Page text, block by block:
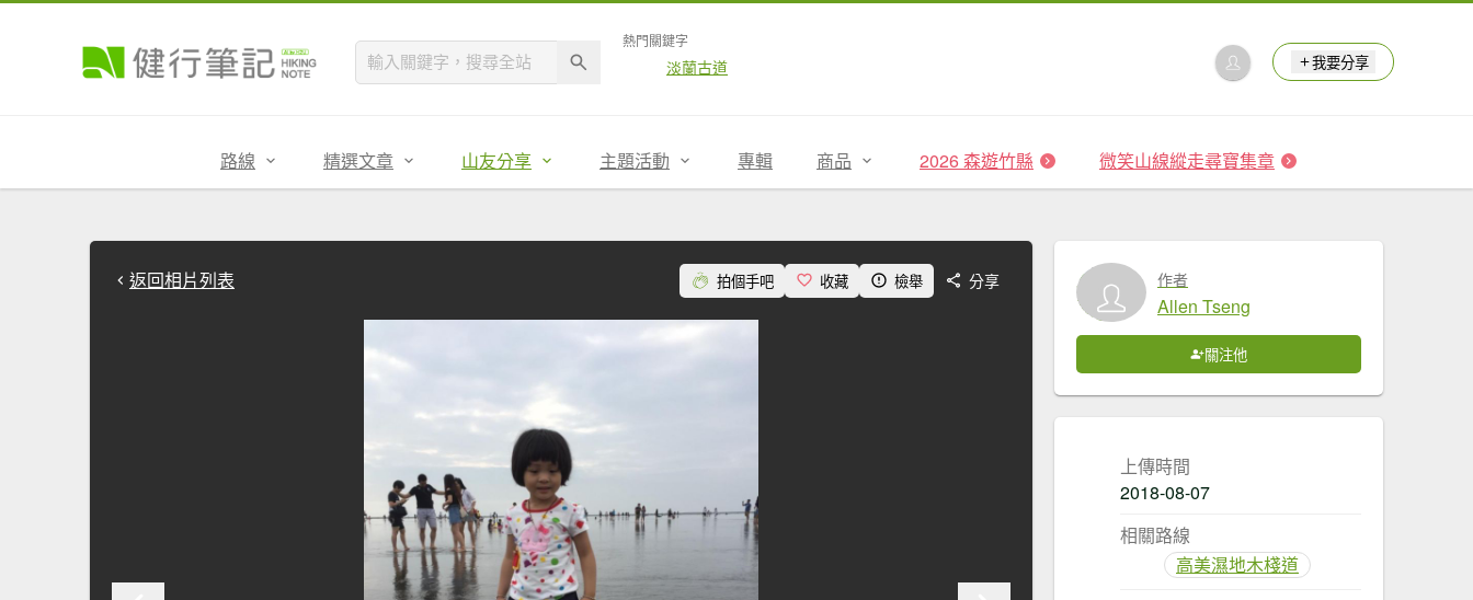
熱門關鍵字
淡蘭古道 我要分享
路線 精選文章 山友分享 主題活動 專輯 商品 2026 森遊竹縣 微笑山線縱走尋寶集章
返回相片列表 拍個手吧 收藏 檢舉 分享 作者
Allen Tseng
關注他
上傳時間
2018-08-07
相關路線
高美濕地木棧道